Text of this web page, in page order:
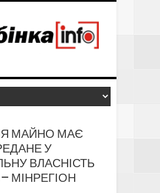
МАЙНО МАЄ
У
ВЛАСНІСТЬ
МІНРЕГІОН